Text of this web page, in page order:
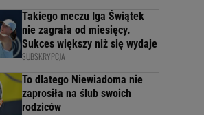
Takiego meczu Iga Świątek
nie zagrała od miesięcy.
Sukces większy niż się wydaje
SUBSKRYPCJA
To dlatego Niewiadoma nie
zaprosiła na ślub swoich
rodziców